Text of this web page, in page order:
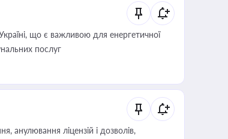
що є важливою для енергетичної
послуг
анулювання ліцензій і дозволів,